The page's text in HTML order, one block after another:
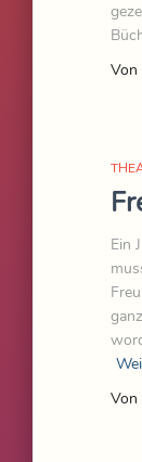
Von
Ein
Von